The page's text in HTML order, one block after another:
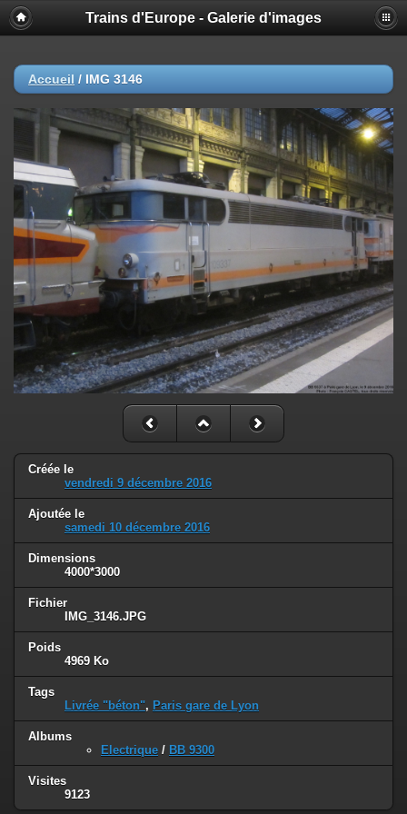
Trains d'Europe - Galerie d'images
Accueil / IMG 3146
Créée le
vendredi 9 décembre 2016
Ajoutée le
samedi 10 décembre 2016
Dimensions
4000*3000
Fichier
IMG_3146.JPG
Poids
4969 Ko
Tags
Livrée "béton", Paris gare de Lyon
Albums
Electrique / BB 9300
Visites
9123